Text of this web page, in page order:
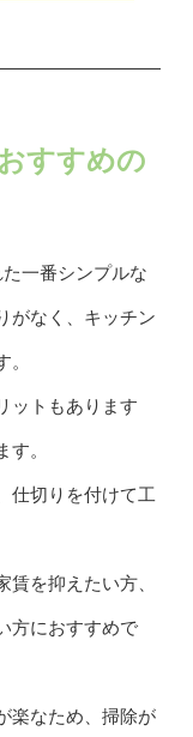
すすめの
一番シンプルな
がなく、キッチン
ットもあります
。
仕切りを付けて工
を抑えたい方、
方におすすめで
楽なため、掃除が